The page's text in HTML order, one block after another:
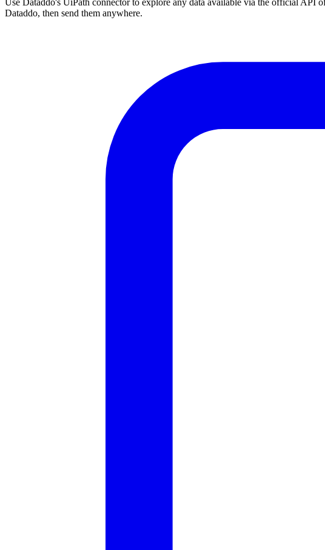
Dataddo, then send them anywhere.